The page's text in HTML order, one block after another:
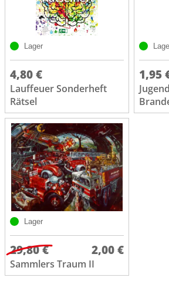
Lager
4,80 €
Lauffeuer Sonderheft
Rätsel
1,95
Lager
29,80 € 2,00 €
Sammlers Traum II